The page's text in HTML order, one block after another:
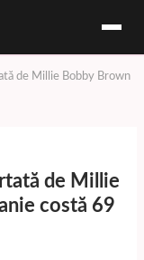
de Millie Bobby Brown
de Millie
costă 69